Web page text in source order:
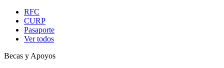
RFC
CURP
Pasaporte
Ver todos
Becas y Apoyos